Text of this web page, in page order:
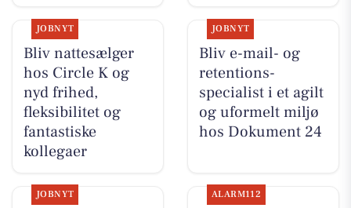
JOBNYT
Bliv nattesælger
hos Circle K og
nyd frihed,
fleksibilitet og
fantastiske
kollegaer
JOBNYT
Bliv e-mail- og
retentions-
specialist i et agilt
og uformelt miljø
hos Dokument 24
JOBNYT ALARM112